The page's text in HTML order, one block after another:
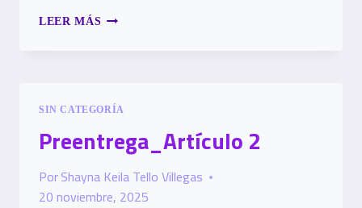
LEER MÁS PRESENCIA
SIN CATEGORÍA
Preentrega_Artículo 2
PorShayna Keila Tello Villegas
20 noviembre, 2025